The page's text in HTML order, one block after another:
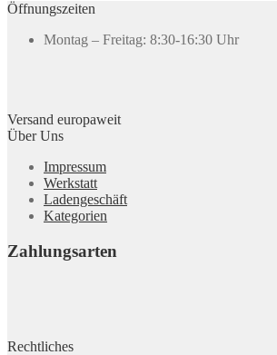
Öffnungszeiten
Montag – Freitag: 8:30-16:30 Uhr
Versand europaweit
Über Uns
Impressum
Werkstatt
Ladengeschäft
Kategorien
Zahlungsarten
Rechtliches